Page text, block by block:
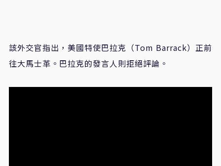
該外交官指出，美國特使巴拉克（Tom Barrack）正前
往大馬士革。巴拉克的發言人則拒絕評論。